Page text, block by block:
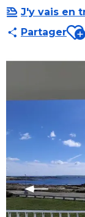
J'y vais en
Partager